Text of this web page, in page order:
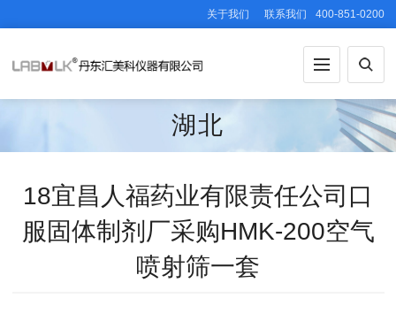
关于我们 联系我们 400-851-0200
湖北
18宜昌人福药业有限责任公司口
服固体制剂厂采购HMK-200空气
喷射筛一套